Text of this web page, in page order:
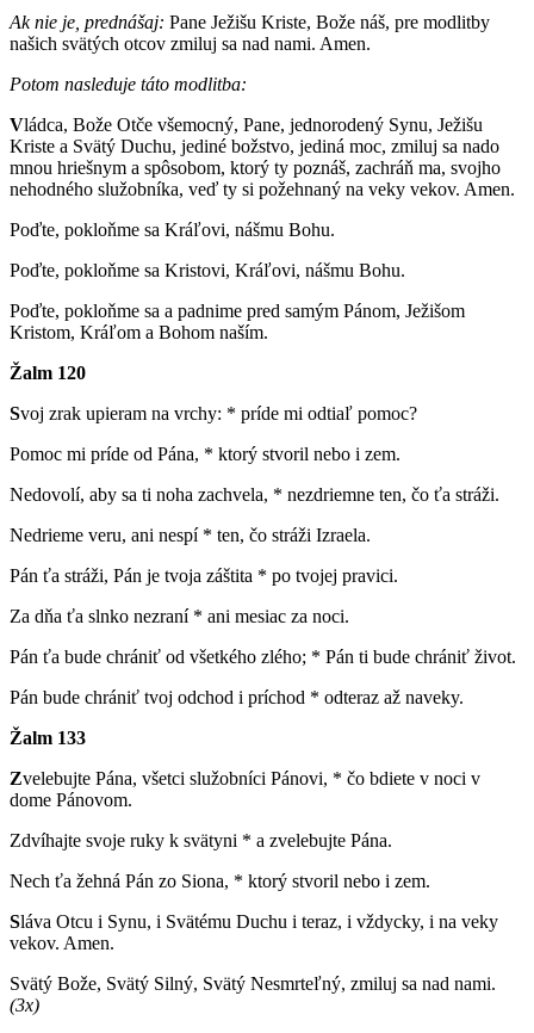
Ak nie je, prednášaj: Pane Ježišu Kriste, Bože náš, pre modlitby
našich svätých otcov zmiluj sa nad nami. Amen.
Potom nasleduje táto modlitba:
Vládca, Bože Otče všemocný, Pane, jednorodený Synu, Ježišu
Kriste a Svätý Duchu, jediné božstvo, jediná moc, zmiluj sa nado
mnou hriešnym a spôsobom, ktorý ty poznáš, zachráň ma, svojho
nehodného služobníka, veď ty si požehnaný na veky vekov. Amen.
Poďte, pokloňme sa Kráľovi, nášmu Bohu.
Poďte, pokloňme sa Kristovi, Kráľovi, nášmu Bohu.
Poďte, pokloňme sa a padnime pred samým Pánom, Ježišom
Kristom, Kráľom a Bohom naším.
Žalm 120
Svoj zrak upieram na vrchy: * príde mi odtiaľ pomoc?
Pomoc mi príde od Pána, * ktorý stvoril nebo i zem.
Nedovolí, aby sa ti noha zachvela, * nezdriemne ten, čo ťa stráži.
Nedrieme veru, ani nespí * ten, čo stráži Izraela.
Pán ťa stráži, Pán je tvoja záštita * po tvojej pravici.
Za dňa ťa slnko nezraní * ani mesiac za noci.
Pán ťa bude chrániť od všetkého zlého; * Pán ti bude chrániť život.
Pán bude chrániť tvoj odchod i príchod * odteraz až naveky.
Žalm 133
Zvelebujte Pána, všetci služobníci Pánovi, * čo bdiete v noci v
dome Pánovom.
Zdvíhajte svoje ruky k svätyni * a zvelebujte Pána.
Nech ťa žehná Pán zo Siona, * ktorý stvoril nebo i zem.
Sláva Otcu i Synu, i Svätému Duchu i teraz, i vždycky, i na veky
vekov. Amen.
Svätý Bože, Svätý Silný, Svätý Nesmrteľný, zmiluj sa nad nami.
(3x)